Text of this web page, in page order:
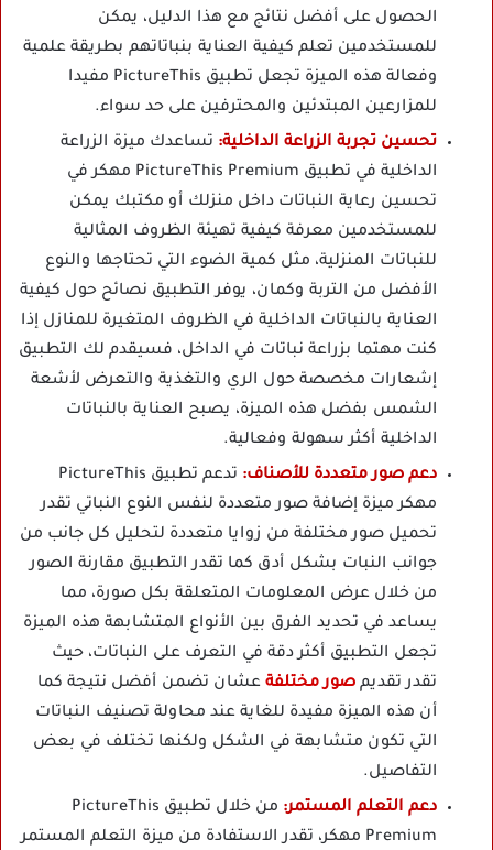
الحصول على أفضل نتائج مع هذا الدليل، يمكن
للمستخدمين تعلم كيفية العناية بنباتاتهم بطريقة علمية
وفعالة هذه الميزة تجعل تطبيق PictureThis مفيدا
للمزارعين المبتدئين والمحترفين على حد سواء.
تحسين تجربة الزراعة الداخلية: تساعدك ميزة الزراعة
الداخلية في تطبيق PictureThis Premium مهكر في
تحسين رعاية النباتات داخل منزلك أو مكتبك يمكن
للمستخدمين معرفة كيفية تهيئة الظروف المثالية
للنباتات المنزلية، مثل كمية الضوء التي تحتاجها والنوع
الأفضل من التربة وكمان، يوفر التطبيق نصائح حول كيفية
العناية بالنباتات الداخلية في الظروف المتغيرة للمنازل إذا
كنت مهتما بزراعة نباتات في الداخل، فسيقدم لك التطبيق
إشعارات مخصصة حول الري والتغذية والتعرض لأشعة
الشمس بفضل هذه الميزة، يصبح العناية بالنباتات
الداخلية أكثر سهولة وفعالية.
دعم صور متعددة للأصناف:
تدعم تطبيق PictureThis
مهكر ميزة إضافة صور متعددة لنفس النوع النباتي تقدر
تحميل صور مختلفة من زوايا متعددة لتحليل كل جانب من
جوانب النبات بشكل أدق كما تقدر التطبيق مقارنة الصور
من خلال عرض المعلومات المتعلقة بكل صورة، مما
يساعد في تحديد الفرق بين الأنواع المتشابهة هذه الميزة
تجعل التطبيق أكثر دقة في التعرف على النباتات، حيث
تقدر تقديم صور مختلفة عشان تضمن أفضل نتيجة كما
أن هذه الميزة مفيدة للغاية عند محاولة تصنيف النباتات
التي تكون متشابهة في الشكل ولكنها تختلف في بعض
التفاصيل.
دعم التعلم المستمر:
من خلال تطبيق PictureThis
Premium مهكر، تقدر الاستفادة من ميزة التعلم المستمر